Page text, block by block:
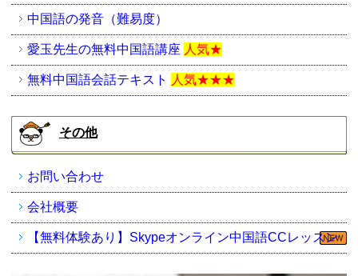
中国語の発音（難易度）
愛玉先生の無料中国語講座 人気★
無料中国語会話テキスト 人気★★★
その他
お問い合わせ
会社概要
【無料体験あり】Skypeオンライン中国語CCレッスン